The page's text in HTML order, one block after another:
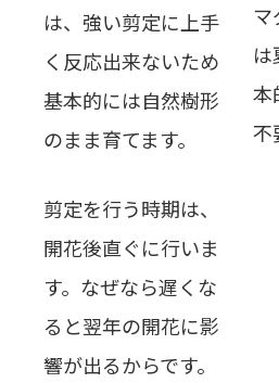
は、強い剪定に上手
く反応出来ないため
基本的には自然樹形
のまま育てます。
剪定を行う時期は、
開花後直ぐに行いま
す。なぜなら遅くな
ると翌年の開花に影
響が出るからです。
マ
本
不